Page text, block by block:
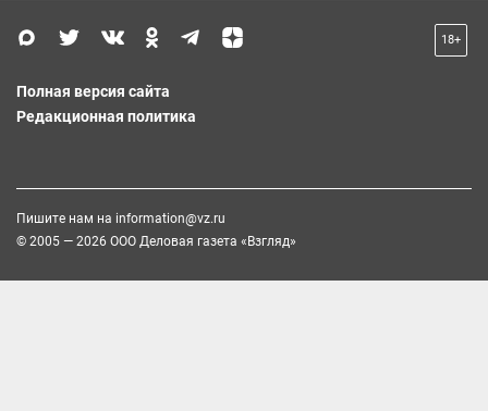
18+
Полная версия сайта
Редакционная политика
Пишите нам на information@vz.ru
© 2005 — 2026 ООО Деловая газета «Взгляд»